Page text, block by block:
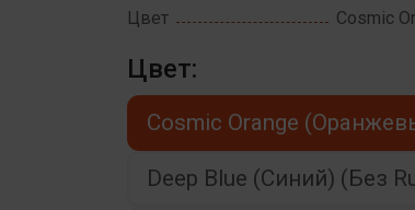
Цвет Cosmic
Цвет:
Cosmic Orange
Deep Blue (Синий) (Без